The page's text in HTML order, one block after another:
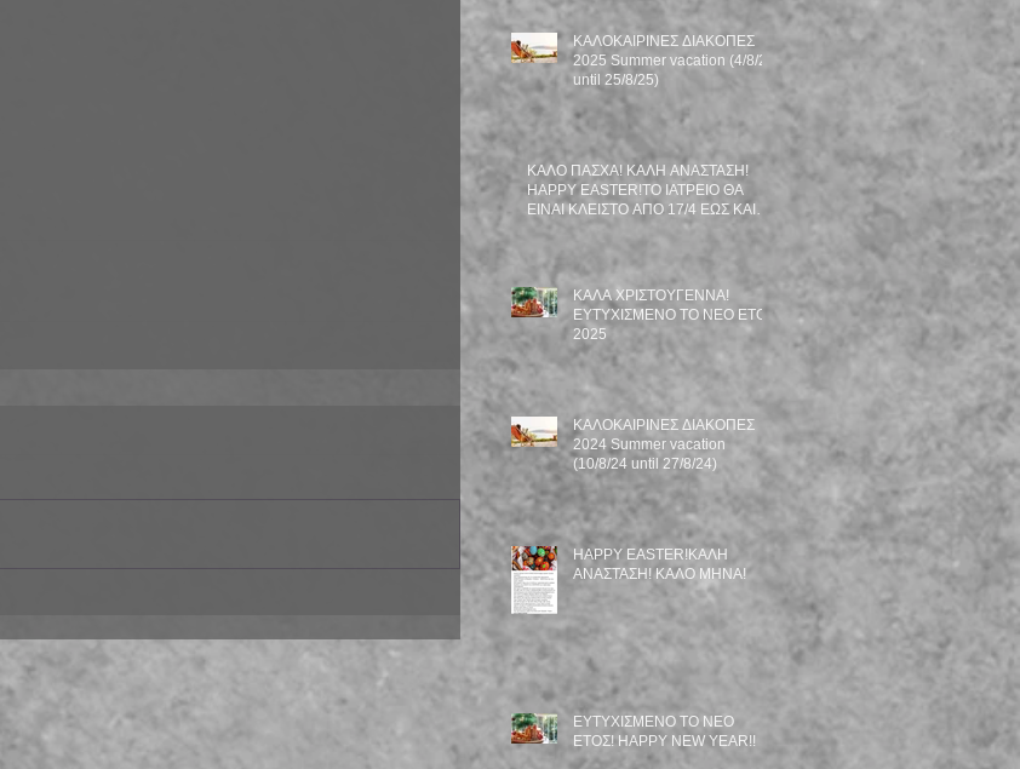
ΚΑΛΟΚΑΙΡΙΝΕΣ ΔΙΑΚΟΠΕΣ
2025 Summer vacation (4/8/25
until 25/8/25)
ΚΑΛΟ ΠΑΣΧΑ! ΚΑΛΗ ΑΝΑΣΤΑΣΗ!
HAPPY EASTER!TO ΙΑΤΡΕΙΟ ΘΑ
ΕΙΝΑΙ ΚΛΕΙΣΤΟ ΑΠΟ 17/4 ΕΩΣ ΚΑΙ
27/4/25. OFFICE WILL BE CLOSED
ΚΑΛΑ ΧΡΙΣΤΟΥΓΕΝΝΑ!
ΕΥΤΥΧΙΣΜΕΝΟ TO NEO EΤΟΣ
2025
ΚΑΛΟΚΑΙΡΙΝΕΣ ΔΙΑΚΟΠΕΣ
2024 Summer vacation
(10/8/24 until 27/8/24)
HAPPY EASTER!ΚΑΛΗ
ΑΝΑΣΤΑΣΗ! ΚΑΛΟ ΜΗΝΑ!
ΕΥΤΥΧΙΣΜΕΝΟ ΤΟ ΝΕΟ
ΕΤΟΣ! HAPPY NEW YEAR!!